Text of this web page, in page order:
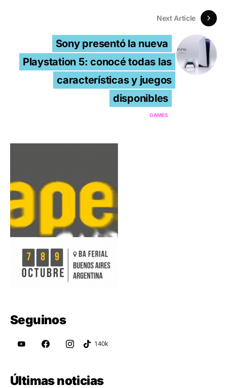
Next Article
Sony presentó la nueva
Playstation 5: conocé todas las
características y juegos
disponibles
GAMES
Seguinos
Últimas noticias